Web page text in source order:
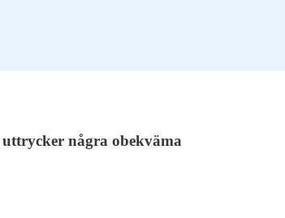
några obekväma